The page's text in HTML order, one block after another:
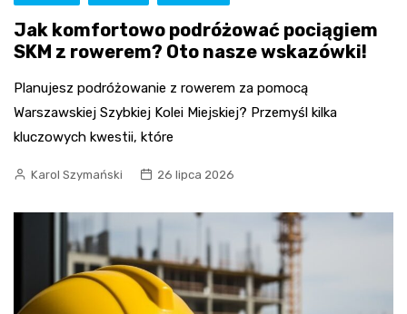
Jak komfortowo podróżować pociągiem
SKM z rowerem? Oto nasze wskazówki!
Planujesz podróżowanie z rowerem za pomocą
Warszawskiej Szybkiej Kolei Miejskiej? Przemyśl kilka
kluczowych kwestii, które
Karol Szymański 26 lipca 2026